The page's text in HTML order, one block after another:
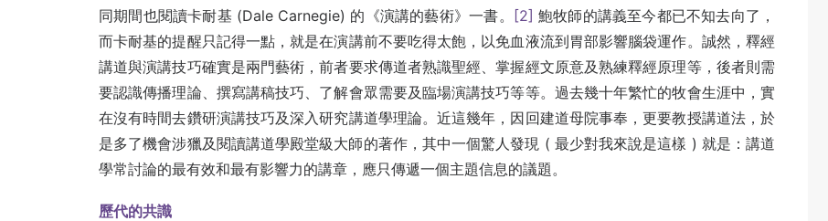
同期間也閱讀卡耐基 (Dale Carnegie) 的《演講的藝術》一書。
[2] 鮑牧師的講義至今都已不知去向了，
而卡耐基的提醒只記得一點，就是在演講前不要吃得太飽，以免血液流到胃部影響腦袋運作。誠然，釋經
講道與演講技巧確實是兩門藝術，前者要求傳道者熟識聖經、掌握經文原意及熟練釋經原理等，後者則需
要認識傳播理論、撰寫講稿技巧、了解會眾需要及臨場演講技巧等等。過去幾十年繁忙的牧會生涯中，實
在沒有時間去鑽研演講技巧及深入研究講道學理論。近這幾年，因回建道母院事奉，更要教授講道法，於
是多了機會涉獵及閱讀講道學殿堂級大師的著作，其中一個驚人發現 ( 最少對我來說是這樣 ) 就是：講道
學常討論的最有效和最有影響力的講章，應只傳遞一個主題信息的議題。
歷代的共識